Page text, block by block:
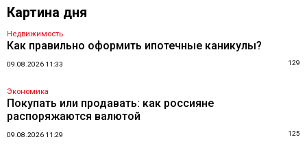
Картина дня
Недвижимость
Как правильно оформить ипотечные каникулы?
09.08.2026 11:33 129
Экономика
Покупать или продавать: как россияне
распоряжаются валютой
09.08.2026 11:29 125